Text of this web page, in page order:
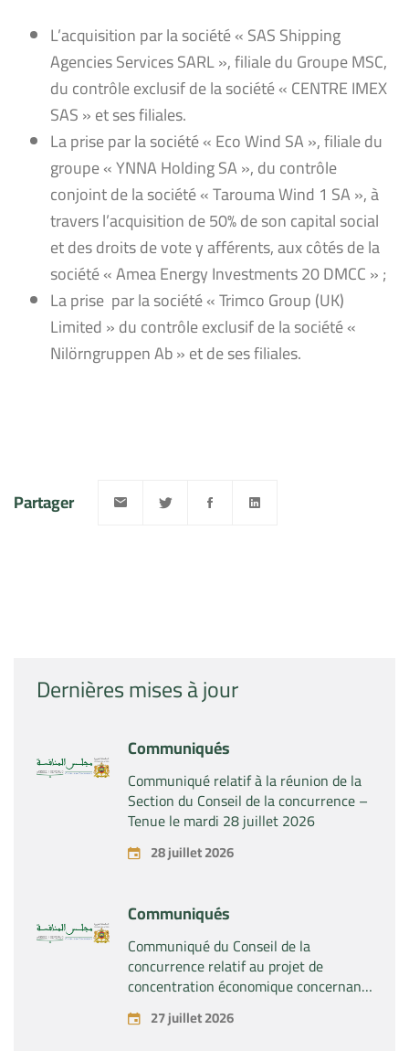
Dernières mises à jour
Communiqués
Communiqué relatif à la réunion de la
Section du Conseil de la concurrence –
Tenue le mardi 28 juillet 2026
28 juillet 2026
Communiqués
Communiqué du Conseil de la
concurrence relatif au projet de
concentration économique concernant
la prise du contrôle exclusif par la
société « Substipharm SAS » des actifs
27 juillet 2026
L’acquisition par la société « SAS Shipping
Agencies Services SARL », filiale du Groupe MSC,
du contrôle exclusif de la société « CENTRE IMEX
SAS » et ses filiales.
La prise par la société « Eco Wind SA », filiale du
groupe « YNNA Holding SA », du contrôle
conjoint de la société « Tarouma Wind 1 SA », à
travers l’acquisition de 50% de son capital social
et des droits de vote y afférents, aux côtés de la
société « Amea Energy Investments 20 DMCC » ;
La prise par la société « Trimco Group (UK)
Limited » du contrôle exclusif de la société «
Nilörngruppen Ab » et de ses filiales.
Partager